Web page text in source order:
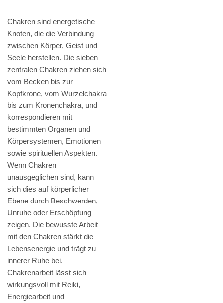
Chakren sind energetische
Knoten, die die Verbindung
zwischen Körper, Geist und
Seele herstellen. Die sieben
zentralen Chakren ziehen sich
vom Becken bis zur
Kopfkrone, vom Wurzelchakra
bis zum Kronenchakra, und
korrespondieren mit
bestimmten Organen und
Körpersystemen, Emotionen
sowie spirituellen Aspekten.
Wenn Chakren
unausgeglichen sind, kann
sich dies auf körperlicher
Ebene durch Beschwerden,
Unruhe oder Erschöpfung
zeigen. Die bewusste Arbeit
mit den Chakren stärkt die
Lebensenergie und trägt zu
innerer Ruhe bei.
Chakrenarbeit lässt sich
wirkungsvoll mit Reiki,
Energiearbeit und